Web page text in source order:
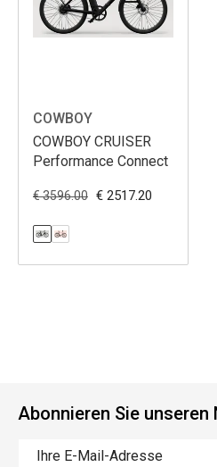
COWBOY
COWBOY CRUISER
Performance Connect
€ 3596.00 € 2517.20
Abonnieren Sie unseren